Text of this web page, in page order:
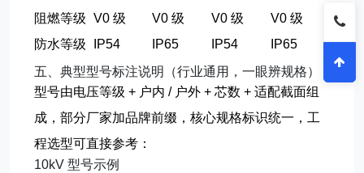
阻燃等级 V0 级 V0 级 V0 级
V0 级
防水等级
IP54 IP65 IP54
IP65
五、典型型号标注说明（行业通用，一眼辨规格）
型号由电压等级 + 户内 / 户外 + 芯数 + 适配截面组
成，部分厂家加品牌前缀，核心规格标识统一，工
程选型可直接参考：
10kV 型号示例